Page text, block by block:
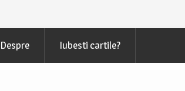
Despre Iubesti cartile?